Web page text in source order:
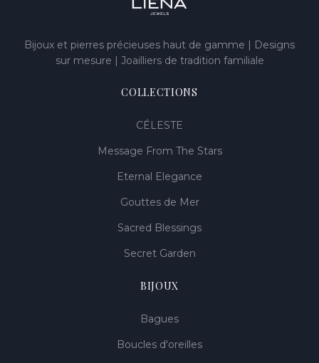
Bijoux et pierres précieuses haut de gamme | Designs
sur mesure | Joailliers de tradition familiale
COLLECTIONS
CÉLESTE
Message From The Stars
Eternal Elegance
Gouttes de Mer
Sacred Blessings
Secret Garden
BIJOUX
Bagues
Boucles d'oreilles